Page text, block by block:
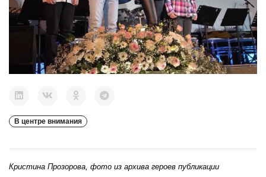
В центре внимания
Кристина Прозорова, фото из архива героев публикации